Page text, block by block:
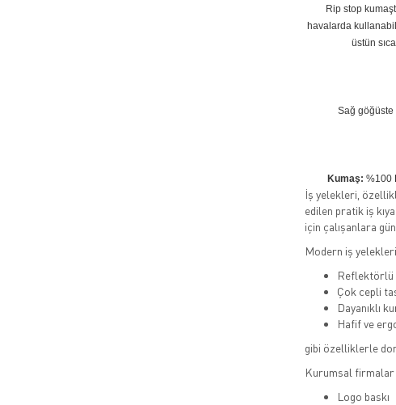
Rip stop
havalarda
üstün
Sağ göğüste
Kumaş:%100
İş yelekleri,
edilen pratik iş
için çalışanlara
Modern iş
Reflektörlü
Çok cepli
Dayanıklı
Hafif ve
gibi özelliklerle
Kurumsal firmalar
Logo baskı